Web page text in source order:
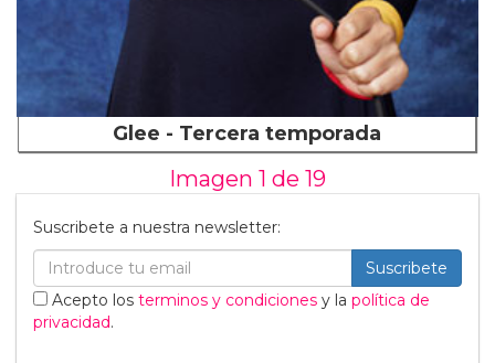
Glee - Tercera temporada
Imagen 1 de 19
Suscribete a nuestra newsletter:
Suscribete
Acepto los terminos y condiciones y la política de
privacidad.